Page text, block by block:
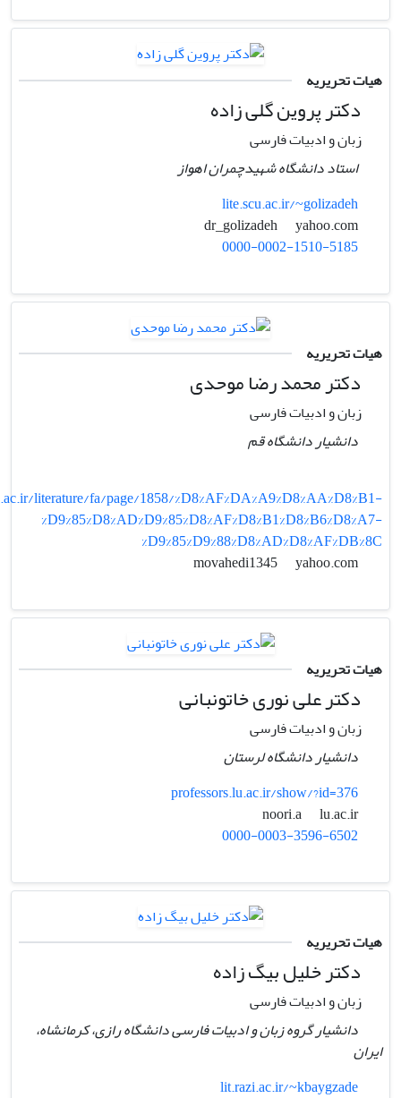
هیات تحریریه
دکتر پروین گلی زاده
زبان و ادبیات فارسی
استاد دانشگاه شهیدچمران اهواز
lite.scu.ac.ir/~golizadeh
yahoo.com
0000-0002-1510-5185
هیات تحریریه
دکتر محمد رضا موحدی
زبان و ادبیات فارسی
دانشیار دانشگاه قم
literature/fa/page/1858/%D8%AF%DA%A9%D8%AA%D8%B1-
%D9%85%D8%AD%D9%85%D8%AF%D8%B1%D8%B6%D8%A7-
%D9%85%D9%88%D8%AD%D8%AF%DB%8C
yahoo.com
هیات تحریریه
دکتر علی نوری خاتونبانی
زبان و ادبیات فارسی
دانشیار دانشگاه لرستان
professors.lu.ac.ir/show/?id=376
noori.a
lu.ac.ir
0000-0003-3596-6502
هیات تحریریه
دکتر خلیل بیگ زاده
زبان و ادبیات فارسی
دانشیار گروه زبان و ادبیات فارسی دانشگاه رازی، کرمانشاه،
ایران
lit.razi.ac.ir/~kbaygzade